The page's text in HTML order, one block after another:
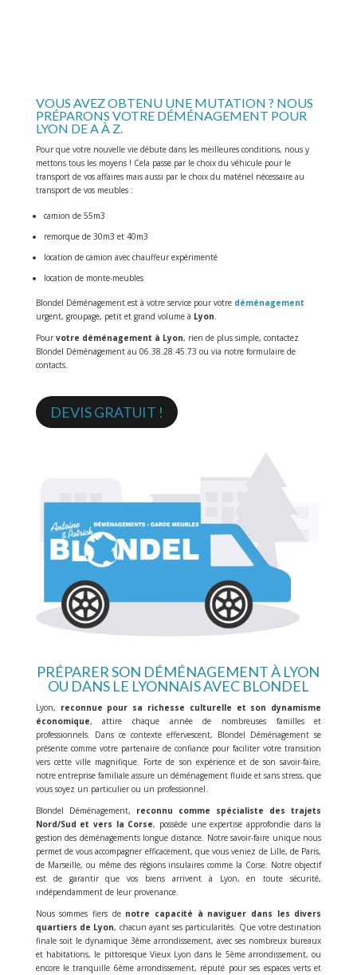
VOUS AVEZ OBTENU UNE MUTATION ? NOUS
PRÉPARONS VOTRE DÉMÉNAGEMENT POUR
LYON DE A À Z.
Pour que votre nouvelle vie débute dans les meilleures conditions, nous y
mettons tous les moyens ! Cela passe par le choix du véhicule pour le
transport de vos affaires mais aussi par le choix du matériel nécessaire au
transport de vos meubles :
camion de 55m3
remorque de 30m3 et 40m3
location de camion avec chauffeur expérimenté
location de monte-meubles
Blondel Déménagement est à votre service pour votre déménagement
urgent, groupage, petit et grand volume à Lyon
Pour votre déménagement à Lyon, rien de plus simple, contactez
Blondel Déménagement au 06.38.28.45.73 ou via notre formulaire de
contacts.
DEVIS GRATUIT !
PRÉPARER SON DÉMÉNAGEMENT À LYON
OU DANS LE LYONNAIS AVEC BLONDEL
Lyon, reconnue pour sa richesse culturelle et son dynamisme
économique, attire chaque année de nombreuses familles et
professionnels. Dans ce contexte effervescent, Blondel Déménagement se
présente comme votre partenaire de confiance pour faciliter votre transition
vers cette ville magnifique. Forte de son expérience et de son savoir-faire,
notre entreprise familiale assure un déménagement fluide et sans stress, que
vous soyez un particulier ou un professionnel.
Blondel Déménagement, reconnu comme spécialiste des trajets
Nord/Sud et vers la Corse, possède une expertise approfondie dans la
gestion des déménagements longue distance. Notre savoir-faire unique nous
permet de vous accompagner efficacement, que vous veniez de Lille, de Paris,
de Marseille, ou même des régions insulaires comme la Corse. Notre objectif
est de garantir que vos biens arrivent à Lyon, en toute sécurité,
indépendamment de leur provenance.
Nous sommes fiers de notre capacité à naviguer dans les divers
quartiers de Lyon, chacun ayant ses particularités. Que votre destination
finale soit le dynamique 3ème arrondissement, avec ses nombreux bureaux
et habitations, le pittoresque Vieux Lyon dans le 5ème arrondissement, ou
encore le tranquille 6ème arrondissement, réputé pour ses espaces verts et